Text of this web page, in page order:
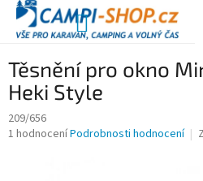
Přejít
obsah
NÁKUPNÍ
Těsnění pro okno
Heki Style
209/656
Průměrné
1 hodnoceníPodrobnosti hodnocení